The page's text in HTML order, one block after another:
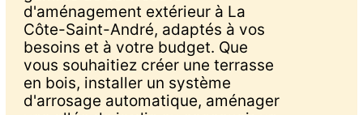
d'aménagement extérieur à La
Côte-Saint-André, adaptés à vos
besoins et à votre budget. Que
vous souhaitiez créer une terrasse
en bois, installer un système
d'arrosage automatique, aménager